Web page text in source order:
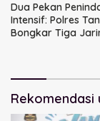
Dua Pekan
Intensif: Polres
Bongkar Tiga
Rekomendasi